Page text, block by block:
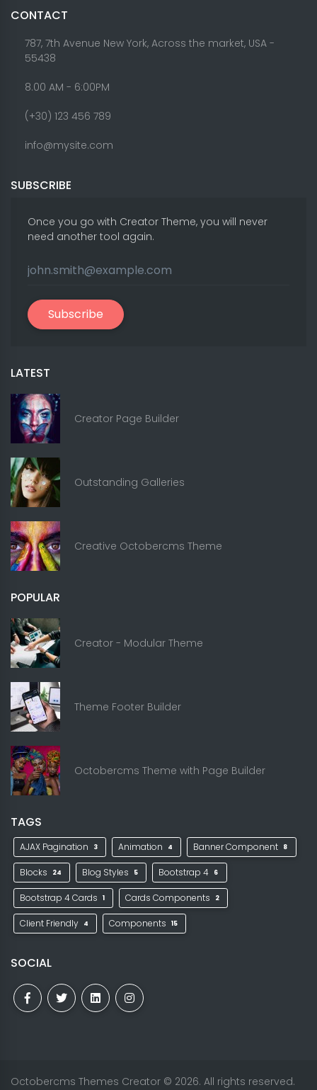
CONTACT
787, 7th Avenue New York, Across the market, USA -
55438
8.00 AM - 6:00PM
(+30) 123 456 789
info@mysite.com
SUBSCRIBE
Once you go with Creator Theme, you will never
need another tool again.
Subscribe
LATEST
Creator Page Builder
Outstanding Galleries
Creative Octobercms Theme
POPULAR
Creator - Modular Theme
Theme Footer Builder
Octobercms Theme with Page Builder
TAGS
AJAX Pagination 3 Animation 4 Banner Component 8
Blocks 24 Blog Styles 5 Bootstrap 4 6
Bootstrap 4 Cards 1 Cards Components 2
Client Friendly 4 Components 15
SOCIAL
Octobercms Themes Creator © 2026. All rights reserved.